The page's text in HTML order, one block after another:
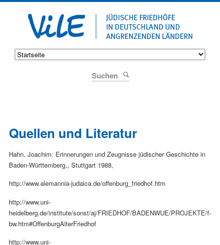
Quellen und Literatur
Hahn, Joachim: Erinnerungen und Zeugnisse jüdischer Geschichte in
Baden-Württemberg,, Stuttgart 1988,
http://www.alemannia-judaica.de/offenburg_friedhof.htm
http://www.uni-
heidelberg.de/institute/sonst/aj/FRIEDHOF/BADENWUE/PROJEKTE/f-
bw.htm#OffenburgAlterFriedhof
http://www.uni-